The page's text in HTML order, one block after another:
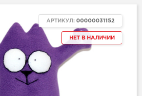
НЕТ В НАЛИЧИИ
АРТИКУЛ: 00000031152